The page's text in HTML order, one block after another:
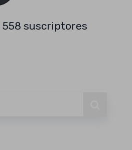
558 suscriptores